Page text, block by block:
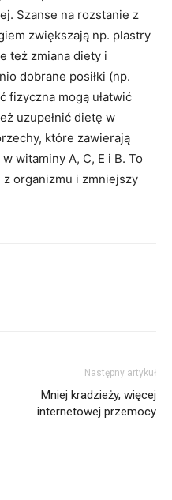
Szanse na roz­stanie z
zwięk­szają np. plastry
też zmiana diety i
do­brane posiłki (np.
fi­zyczna mogą ułatwić
uzupełnić dietę w
które zawierają
witaminy A, C, E i B. To
organizmu i zmniejszy
Następny artykuł
Mniej kradzieży, więcej
internetowej przemocy